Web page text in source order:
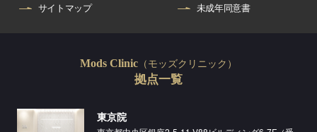
サイトマップ 未成年同意書
Mods Clinic （モッズクリニック）
拠点一覧
東京院